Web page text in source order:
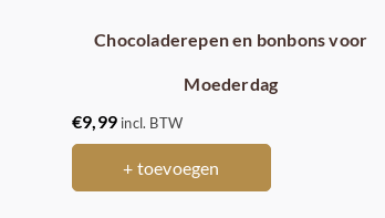
Chocoladerepen en bonbons voor
Moederdag
€9,99 incl. BTW
+ toevoegen